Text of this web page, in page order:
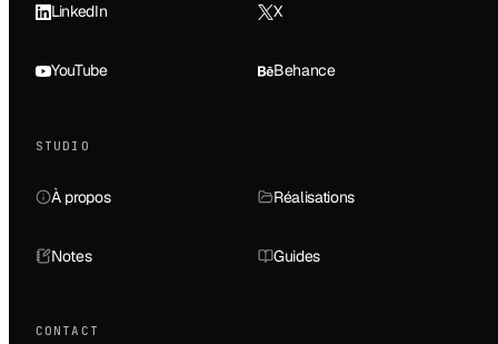
LinkedIn X
YouTube Behance
STUDIO
À propos Réalisations
Notes Guides
CONTACT